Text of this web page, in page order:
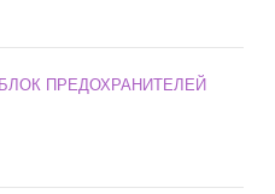
БЛОК ПРЕДОХРАНИТЕЛЕЙ